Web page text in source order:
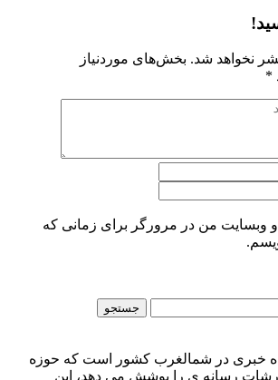
نخواهد شد. بخش‌های موردنیاز
*
و وبسایت من در مرورگر برای زمانی که
خبری در شمالغرب کشور است که حوزه
رسانه ی را پوشش می دهد، این